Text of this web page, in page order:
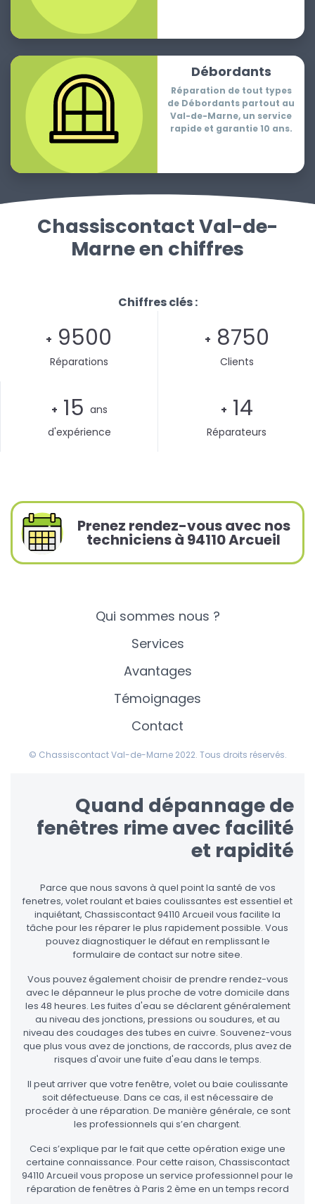
Débordants
Réparation de tout types
de Débordants partout au
Val-de-Marne, un service
rapide et garantie 10 ans.
Chassiscontact Val-de-
Marne en chiffres
Chiffres clés :
+ 9500
Réparations
+ 8750
Clients
+ 15 ans
d'expérience
+ 14
Réparateurs
Prenez rendez-vous avec nos
techniciens à 94110 Arcueil
Qui sommes nous ?
Services
Avantages
Témoignages
Contact
© Chassiscontact Val-de-Marne 2022. Tous droits réservés.
Quand dépannage de
fenêtres rime avec facilité
et rapidité
Parce que nous savons à quel point la santé de vos
fenetres, volet roulant et baies coulissantes est essentiel et
inquiétant, Chassiscontact 94110 Arcueil vous facilite la
tâche pour les réparer le plus rapidement possible. Vous
pouvez diagnostiquer le défaut en remplissant le
formulaire de contact sur notre sitee.
Vous pouvez également choisir de prendre rendez-vous
avec le dépanneur le plus proche de votre domicile dans
les 48 heures. Les fuites d'eau se déclarent généralement
au niveau des jonctions, pressions ou soudures, et au
niveau des coudages des tubes en cuivre. Souvenez-vous
que plus vous avez de jonctions, de raccords, plus avez de
risques d'avoir une fuite d'eau dans le temps.
Il peut arriver que votre fenêtre, volet ou baie coulissante
soit défectueuse. Dans ce cas, il est nécessaire de
procéder à une réparation. De manière générale, ce sont
les professionnels qui s’en chargent.
Ceci s’explique par le fait que cette opération exige une
certaine connaissance. Pour cette raison, Chassiscontact
94110 Arcueil vous propose un service professionnel pour le
réparation de fenêtres à Paris 2 ème en un temps record